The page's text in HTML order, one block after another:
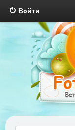
Войти